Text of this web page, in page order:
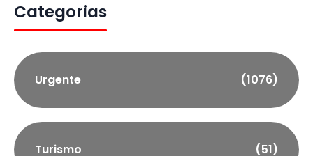
Categorias
Urgente (1076)
Turismo (51)